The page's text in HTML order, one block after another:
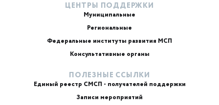
ЦЕНТРЫ ПОДДЕРЖКИ
Муниципальные
Региональные
Федеральные институты развития МСП
Консультативные органы
ПОЛЕЗНЫЕ ССЫЛКИ
Единый реестр СМСП - получателей поддержки
Записи мероприятий
ИИ-консультант
Маркетплейсы и регуляторика